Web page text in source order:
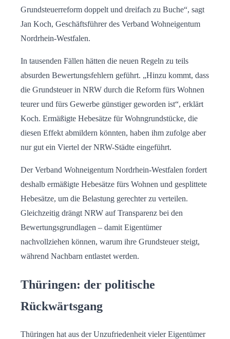
Grundsteuerreform doppelt und dreifach zu Buche“, sagt
Jan Koch, Geschäftsführer des Verband Wohneigentum
Nordrhein-Westfalen.
In tausenden Fällen hätten die neuen Regeln zu teils
absurden Bewertungsfehlern geführt. „Hinzu kommt, dass
die Grundsteuer in NRW durch die Reform fürs Wohnen
teurer und fürs Gewerbe günstiger geworden ist“, erklärt
Koch. Ermäßigte Hebesätze für Wohngrundstücke, die
diesen Effekt abmildern könnten, haben ihm zufolge aber
nur gut ein Viertel der NRW-Städte eingeführt.
Der Verband Wohneigentum Nordrhein-Westfalen fordert
deshalb ermäßigte Hebesätze fürs Wohnen und gesplittete
Hebesätze, um die Belastung gerechter zu verteilen.
Gleichzeitig drängt NRW auf Transparenz bei den
Bewertungsgrundlagen – damit Eigentümer
nachvollziehen können, warum ihre Grundsteuer steigt,
während Nachbarn entlastet werden.
Thüringen: der politische
Rückwärtsgang
Thüringen hat aus der Unzufriedenheit vieler Eigentümer